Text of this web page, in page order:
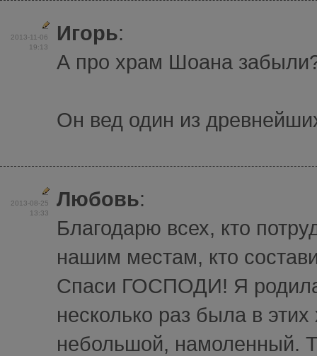
2013-11-06
19:13
Игорь:
А про храм Шоана
Он вед один из
2013-08-25
13:33
Любовь:
Благодарю всех, кто
нашим местам, кто
Спаси ГОСПОДИ! Я
несколько раз была в
небольшой, намоленный.